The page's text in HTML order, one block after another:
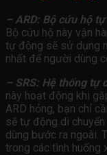
– ARD: Bộ cứu hộ
Bộ cứu hộ này vận
tự động sẽ sử dụng
nhất để người dùng
– SRS: Hệ thống tự
này hoạt động khi
ARD hỏng, bạn chỉ
sẽ tự động di
dùng bước ra ngoài.
trong các tình huống